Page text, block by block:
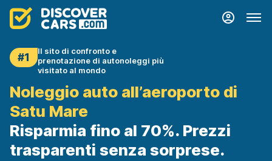
#1
Il sito di confronto e
prenotazione di autonoleggi più
visitato al mondo
Noleggio auto all’aeroporto di
Satu Mare
Risparmia fino al 70%. Prezzi
trasparenti senza sorprese.